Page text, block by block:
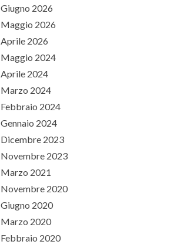
Giugno 2026
Maggio 2026
Aprile 2026
Maggio 2024
Aprile 2024
Marzo 2024
Febbraio 2024
Gennaio 2024
Dicembre 2023
Novembre 2023
Marzo 2021
Novembre 2020
Giugno 2020
Marzo 2020
Febbraio 2020